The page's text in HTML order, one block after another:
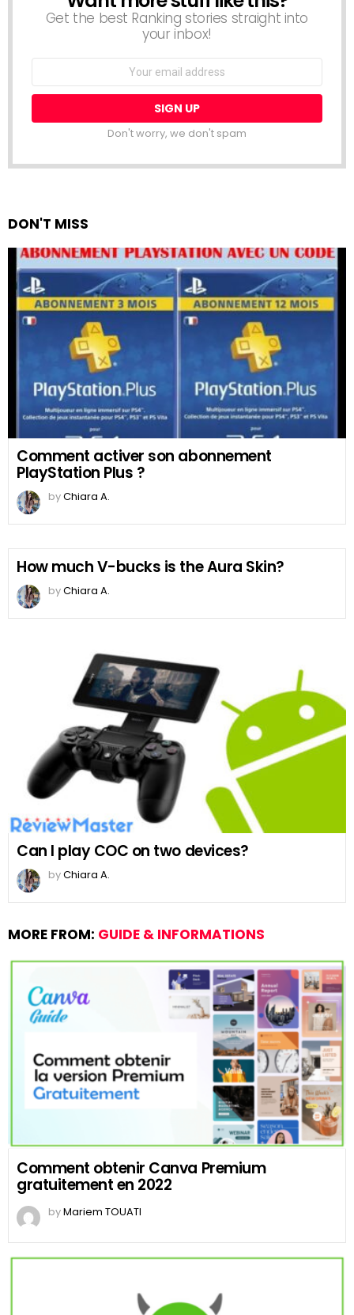
Get the best Ranking stories straight into
your inbox!
Email
Don't worry, we don't spam
DON'T MISS
Comment activer son abonnement
PlayStation Plus ?
byChiara A.
How much V-bucks is the Aura Skin?
byChiara A.
Can I play COC on two devices?
byChiara A.
MORE FROM: GUIDE & INFORMATIONS
Comment obtenir Canva Premium
gratuitement en 2022
byMariem TOUATI